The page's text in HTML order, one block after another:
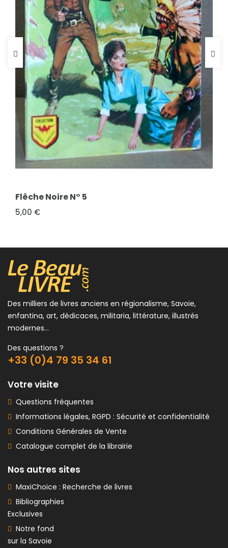
Flêche Noire N° 5
5,00 €
Des milliers de livres anciens en régionalisme, Savoie,
enfantina, art, dédicaces, militaria, littérature, illustrés
modernes...
Des questions ?
+33 (0)4 79 35 34 61
Votre visite
Questions fréquentes
Informations légales, RGPD : Sécurité et confidentialité
Conditions Générales de Vente
Catalogue complet de la librairie
Nos autres sites
MaxiChoice : Recherche de livres
Bibliographies
Exclusives
Notre fond
sur la Savoie